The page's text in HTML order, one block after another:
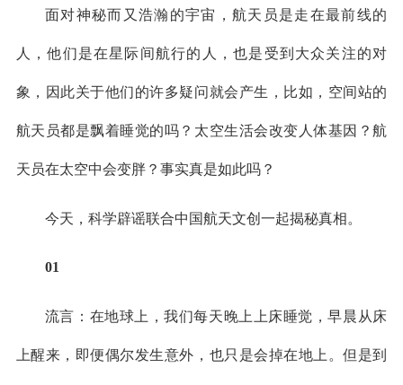
面对神秘而又浩瀚的宇宙，航天员是走在最前线的
人，他们是在星际间航行的人，也是受到大众关注的对
象，因此关于他们的许多疑问就会产生，比如，空间站的
航天员都是飘着睡觉的吗？太空生活会改变人体基因？航
天员在太空中会变胖？事实真是如此吗？
今天，科学辟谣联合中国航天文创一起揭秘真相。
01
流言：在地球上，我们每天晚上上床睡觉，早晨从床
上醒来，即便偶尔发生意外，也只是会掉在地上。但是到